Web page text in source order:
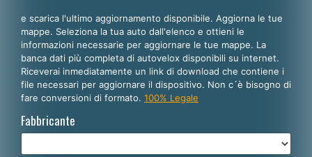
SCEGLI LA LINGUA
Italiano
English
Español
Português
e scarica l'ultimo aggiornamento disponibile. Aggiorna le tue
mappe. Seleziona la tua auto dall'elenco e ottieni le
informazioni necessarie per aggiornare le tue mappe. La
banca dati più completa di autovelox disponibili su internet.
Riceverai inmediatamente un link di download che contiene i
file necessari per aggiornare il dispositivo. Non c´è bisogno di
fare conversioni di formato. 100% Legale
Fabbricante